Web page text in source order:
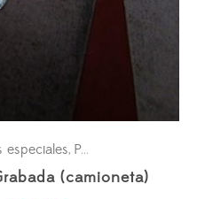
especiales, Para él
(camioneta)